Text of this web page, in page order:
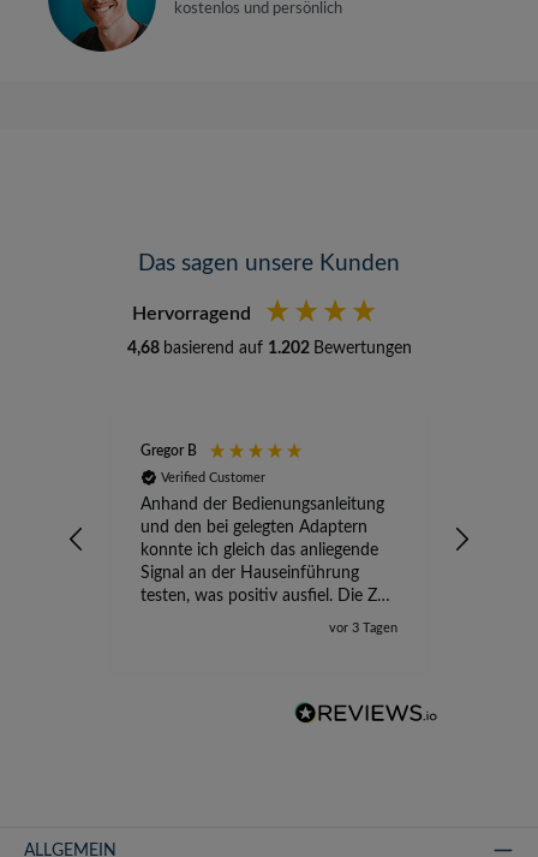
kostenlos und persönlich
Das sagen unsere Kunden
Hervorragend
4,68 basierend auf 1.202 Bewertungen
Gregor B
Verified Customer
Anhand der Bedienungsanleitung
und den bei gelegten Adaptern
konnte ich gleich das anliegende
Signal an der Hauseinführung
testen, was positiv ausfiel. Die Zeit
der Ungewissheit ist jetzt vorbei,
vor 3 Tagen
ALLGEMEIN